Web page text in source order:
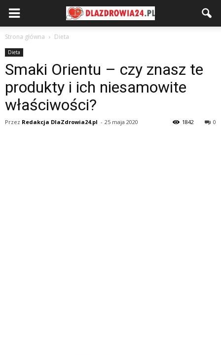
Strona główna Dieta
Dieta
Smaki Orientu – czy znasz te
produkty i ich niesamowite
właściwości?
Przez Redakcja DlaZdrowia24.pl - 25 maja 2020 0
1842